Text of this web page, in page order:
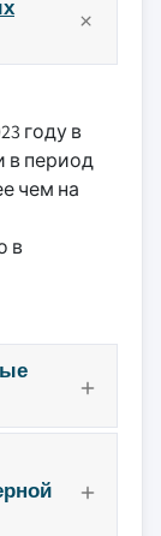
году в
в период
чем на
в